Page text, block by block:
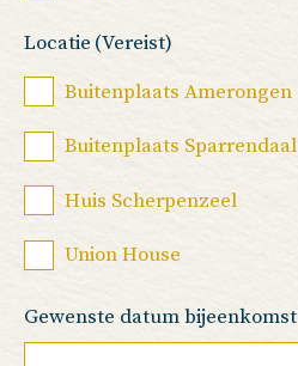
Locatie (Vereist)
Buitenplaats Amerongen
Buitenplaats Sparrendaal
Huis Scherpenzeel
Union House
Gewenste datum bijeenkomst